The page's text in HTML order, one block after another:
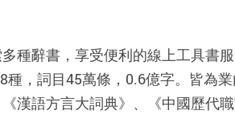
種辭書，享受便利的線上工具書服
，詞目45萬條，0.6億字。皆為
漢語方言大詞典》、《中國歷代